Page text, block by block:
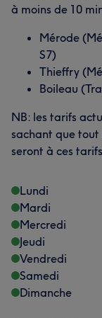
à moins de 10
Mérode
S7)
Thieffry
Boileau
NB: les tarifs
sachant que
seront à ces tarifs
Lundi
Mardi
Mercredi
Jeudi
Vendredi
Samedi
Dimanche